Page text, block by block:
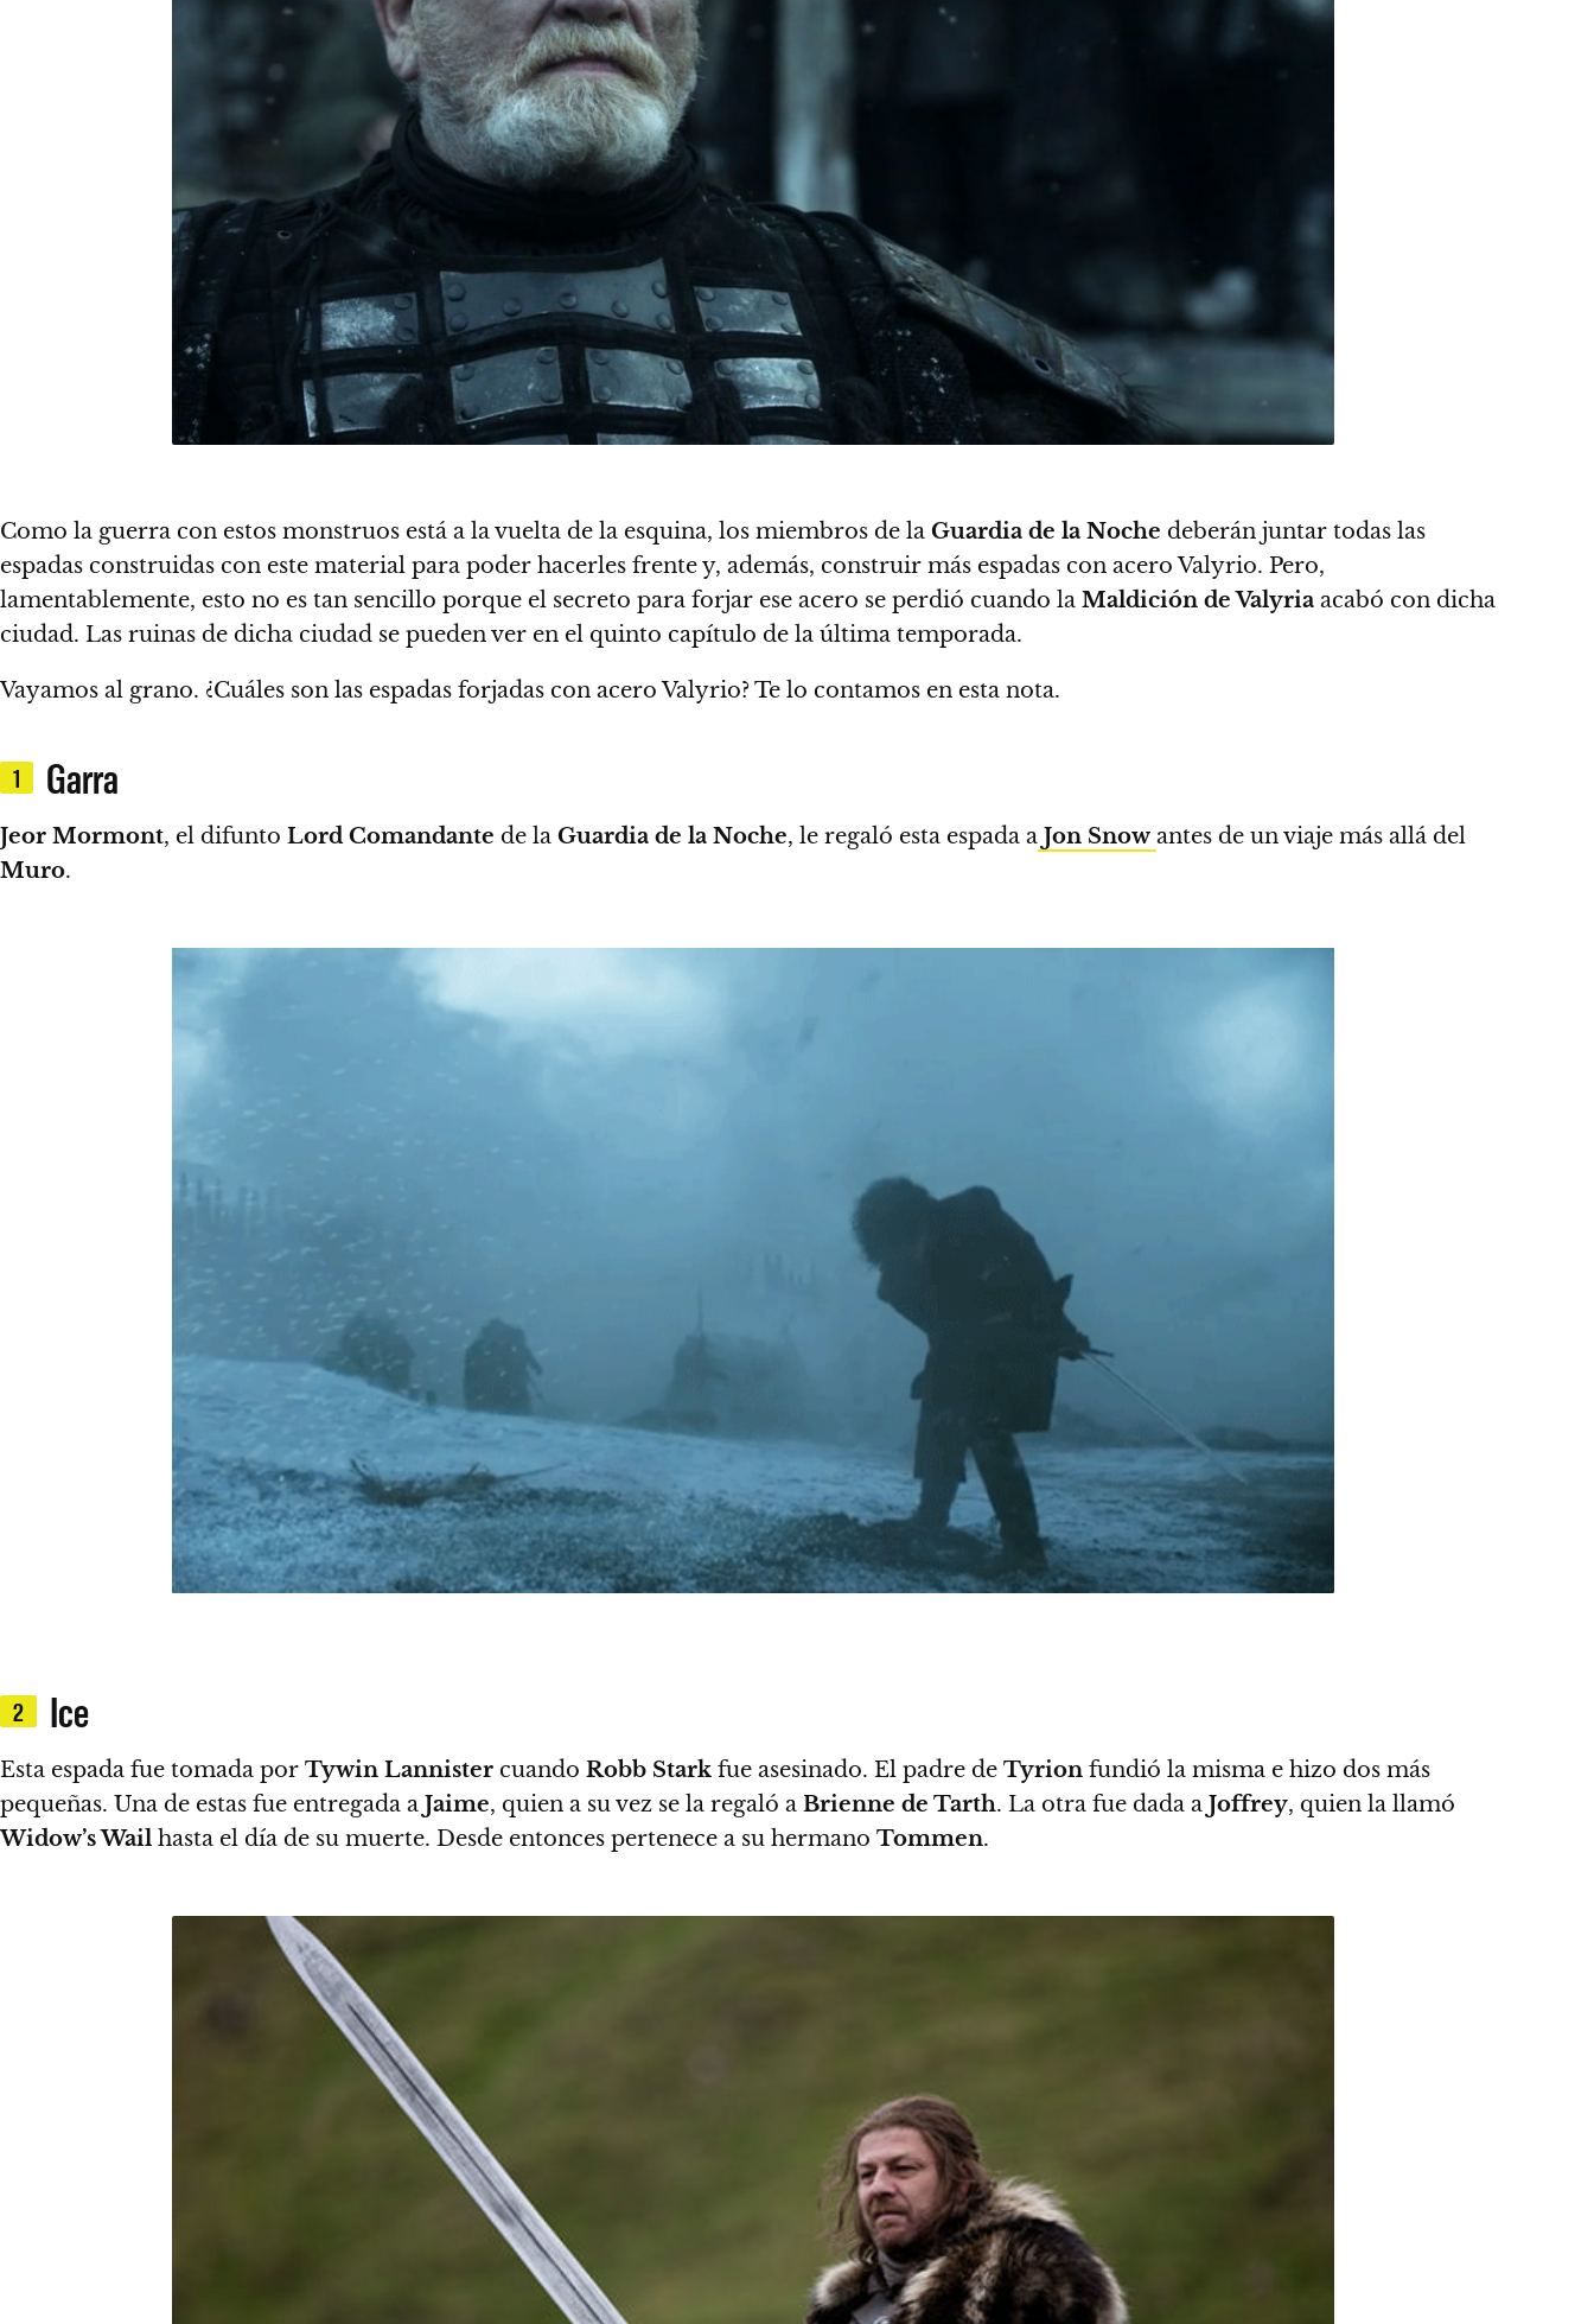
Como la guerra con estos monstruos está a la vuelta de la esquina, los miembros de la Guardia de la Noche deberán juntar todas las
espadas construidas con este material para poder hacerles frente y, además, construir más espadas con acero Valyrio. Pero,
lamentablemente, esto no es tan sencillo porque el secreto para forjar ese acero se perdió cuando la Maldición de Valyria acabó con dicha
ciudad. Las ruinas de dicha ciudad se pueden ver en el quinto capítulo de la última temporada.
Vayamos al grano. ¿Cuáles son las espadas forjadas con acero Valyrio? Te lo contamos en esta nota.
1 Garra
Jeor Mormont, el difunto Lord Comandante de la Guardia de la Noche, le regaló esta espada a Jon Snow antes de un viaje más allá del
Muro.
2 Ice
Esta espada fue tomada por Tywin Lannister cuando Robb Stark fue asesinado. El padre de Tyrion fundió la misma e hizo dos más
pequeñas. Una de estas fue entregada a Jaime, quien a su vez se la regaló a Brienne de Tarth. La otra fue dada a Joffrey, quien la llamó
Widow’s Wail hasta el día de su muerte. Desde entonces pertenece a su hermano Tommen.